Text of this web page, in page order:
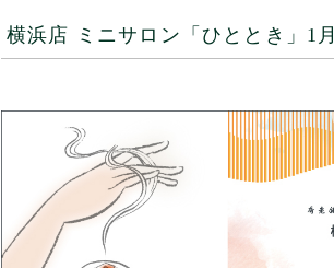
横浜店 ミニサロン「ひととき」1月